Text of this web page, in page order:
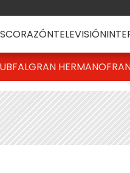
CORAZÓNTELEVISIÓN
GRAN HERMANO